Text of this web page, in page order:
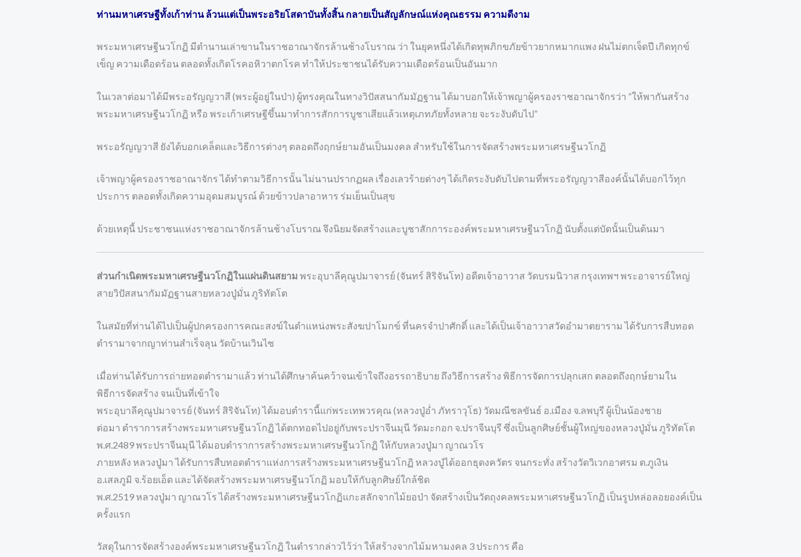
ท่านมหาเศรษฐีทั้งเก้าท่าน ล้วนแต่เป็นพระอริยโสดาบันทั้งสิ้น กลายเป็นสัญลักษณ์แห่งคุณธรรม ความดีงาม
พระมหาเศรษฐีนวโกฏิ มีตำนานเล่าขานในราชอาณาจักรล้านช้างโบราณ ว่า ในยุคหนึ่งได้เกิดทุพภิกขภัยข้าวยากหมากแพง ฝนไม่ตกเจ็ดปี เกิดทุกข์
เข็ญ ความเดือดร้อน ตลอดทั้งเกิดโรคอหิวาตกโรค ทำให้ประชาชนได้รับความเดือดร้อนเป็นอันมาก
ในเวลาต่อมาได้มีพระอรัญญวาสี (พระผู้อยู่ในป่า) ผู้ทรงคุณในทางวิปัสสนากัมมัฏฐาน ได้มาบอกให้เจ้าพญาผู้ครองราชอาณาจักรว่า “ให้พากันสร้าง
พระมหาเศรษฐีนวโกฏิ หรือ พระเก้าเศรษฐีขึ้นมาทำการสักการบูชาเสียแล้วเหตุเภทภัยทั้งหลาย จะระงับดับไป”
พระอรัญญวาสี ยังได้บอกเคล็ดและวิธีการต่างๆ ตลอดถึงฤกษ์ยามอันเป็นมงคล สำหรับใช้ในการจัดสร้างพระมหาเศรษฐีนวโกฏิ
เจ้าพญาผู้ครองราชอาณาจักร ได้ทำตามวิธีการนั้น ไม่นานปรากฏผล เรื่องเลวร้ายต่างๆ ได้เกิดระงับดับไปตามที่พระอรัญญวาสีองค์นั้นได้บอกไว้ทุก
ประการ ตลอดทั้งเกิดความอุดมสมบูรณ์ ด้วยข้าวปลาอาหาร ร่มเย็นเป็นสุข
ด้วยเหตุนี้ ประชาชนแห่งราชอาณาจักรล้านช้างโบราณ จึงนิยมจัดสร้างและบูชาสักการะองค์พระมหาเศรษฐีนวโกฏิ นับตั้งแต่บัดนั้นเป็นต้นมา
ส่วนกำเนิดพระมหาเศรษฐีนวโกฏิในแผ่นดินสยาม พระอุบาลีคุณูปมาจารย์ (จันทร์ สิริจันโท) อดีตเจ้าอาวาส วัดบรมนิวาส กรุงเทพฯ พระอาจารย์ใหญ่
สายวิปัสสนากัมมัฏฐานสายหลวงปู่มั่น ภูริทัตโต
ในสมัยที่ท่านได้ไปเป็นผู้ปกครองการคณะสงฆ์ในตำแหน่งพระสังฆปาโมกข์ ที่นครจำปาศักดิ์ และได้เป็นเจ้าอาวาสวัดอำมาตยาราม ได้รับการสืบทอด
ตำรามาจากญาท่านสำเร็จลุน วัดบ้านเวินไซ
เมื่อท่านได้รับการถ่ายทอดตำรามาแล้ว ท่านได้ศึกษาค้นคว้าจนเข้าใจถึงอรรถาธิบาย ถึงวิธีการสร้าง พิธีการจัดการปลุกเสก ตลอดถึงฤกษ์ยามใน
พิธีการจัดสร้าง จนเป็นที่เข้าใจ
พระอุบาลีคุณูปมาจารย์ (จันทร์ สิริจันโท) ได้มอบตำรานี้แก่พระเทพวรคุณ (หลวงปู่อ่ำ ภัทราวุโธ) วัดมณีชลขันธ์ อ.เมือง จ.ลพบุรี ผู้เป็นน้องชาย
ต่อมา ตำราการสร้างพระมหาเศรษฐีนวโกฏิ ได้ตกทอดไปอยู่กับพระปราจีนมุนี วัดมะกอก จ.ปราจีนบุรี ซึ่งเป็นลูกศิษย์ชั้นผู้ใหญ่ของหลวงปู่มั่น ภูริทัตโต
พ.ศ.2489 พระปราจีนมุนี ได้มอบตำราการสร้างพระมหาเศรษฐีนวโกฏิ ให้กับหลวงปู่มา ญาณวโร
ภายหลัง หลวงปู่มา ได้รับการสืบทอดตำราแห่งการสร้างพระมหาเศรษฐีนวโกฏิ หลวงปู่ได้ออกธุดงควัตร จนกระทั่ง สร้างวัดวิเวกอาศรม ต.ภูเงิน
อ.เสลภูมิ จ.ร้อยเอ็ด และได้จัดสร้างพระมหาเศรษฐีนวโกฏิ มอบให้กับลูกศิษย์ใกล้ชิด
พ.ศ.2519 หลวงปู่มา ญาณวโร ได้สร้างพระมหาเศรษฐีนวโกฏิแกะสลักจากไม้ยอป่า จัดสร้างเป็นวัตถุงคลพระมหาเศรษฐีนวโกฏิ เป็นรูปหล่อลอยองค์เป็น
ครั้งแรก
วัสดุในการจัดสร้างองค์พระมหาเศรษฐีนวโกฏิ ในตำรากล่าวไว้ว่า ให้สร้างจากไม้มหามงคล 3 ประการ คือ